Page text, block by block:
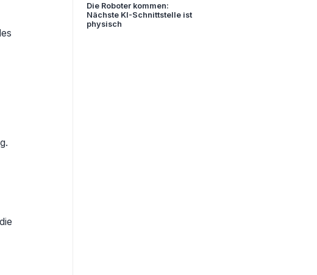
Die Roboter kommen:
Nächste KI-Schnittstelle ist
physisch